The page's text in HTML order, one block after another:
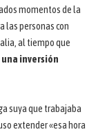
momentos de la
las personas con
al tiempo que
inversión
suya que trabajaba
extender «esa hora